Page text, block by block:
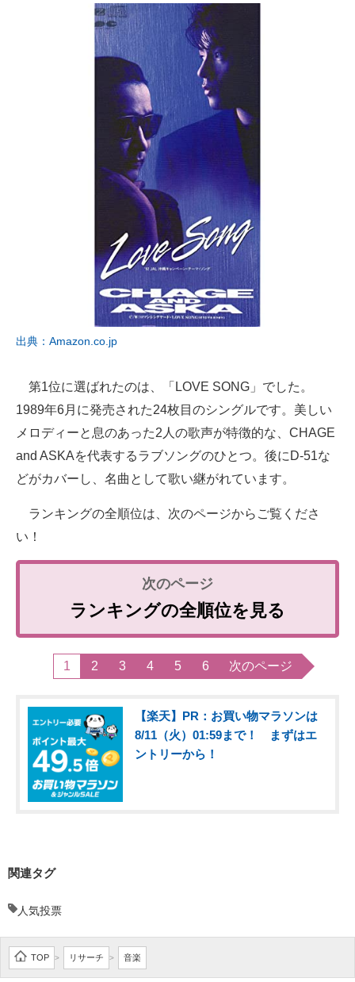
出典：Amazon.co.jp
第1位に選ばれたのは、「LOVE SONG」でした。
1989年6月に発売された24枚目のシングルです。美しい
メロディーと息のあった2人の歌声が特徴的な、CHAGE
and ASKAを代表するラブソングのひとつ。後にD-51な
どがカバーし、名曲として歌い継がれています。
ランキングの全順位は、次のページからご覧くださ
い！
ランキングの全順位を見る
1 2 3 4 5 6 次のページ
【楽天】PR：お買い物マラソンは
8/11（火）01:59まで！ まずはエ
ントリーから！
関連タグ
人気投票
TOP > リサーチ > 音楽